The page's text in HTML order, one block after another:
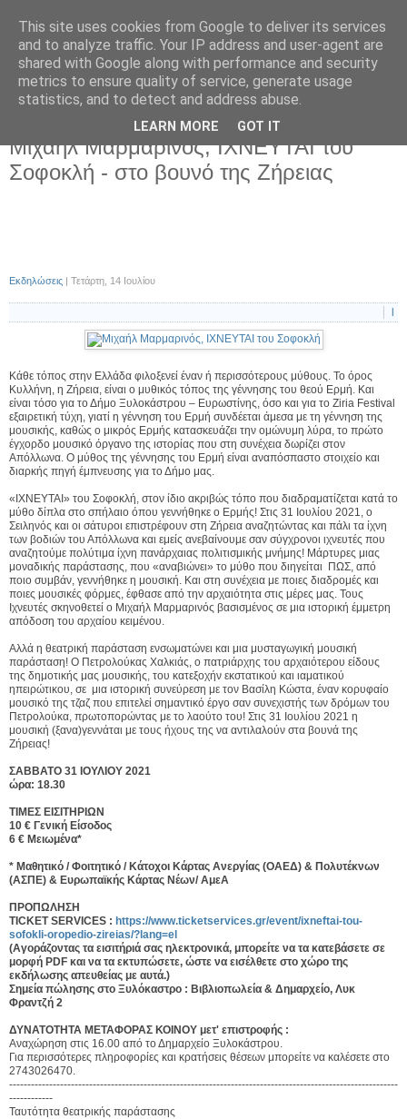
Τετάρτη 14 Ιουλίου 2021
Μιχαήλ Μαρμαρινός, ΙΧΝΕΥΤΑΙ του
Σοφοκλή - στο βουνό της Ζήρειας
Εκδηλώσεις | Τετάρτη, 14 Ιουλίου
l
Κάθε τόπος στην Ελλάδα φιλοξενεί έναν ή περισσότερους μύθους. Το όρος
Κυλλήνη, η Ζήρεια, είναι ο μυθικός τόπος της γέννησης του θεού Ερμή. Και
είναι τόσο για το Δήμο Ξυλοκάστρου – Ευρωστίνης, όσο και για το Ziria Festival
εξαιρετική τύχη, γιατί η γέννηση του Ερμή συνδέεται άμεσα με τη γέννηση της
μουσικής, καθώς ο μικρός Ερμής κατασκευάζει την ομώνυμη λύρα, το πρώτο
έγχορδο μουσικό όργανο της ιστορίας που στη συνέχεια δωρίζει στον
Απόλλωνα. Ο μύθος της γέννησης του Ερμή είναι αναπόσπαστο στοιχείο και
διαρκής πηγή έμπνευσης για το Δήμο μας.
«ΙΧΝΕΥΤΑΙ» του Σοφοκλή, στον ίδιο ακριβώς τόπο που διαδραματίζεται κατά το
μύθο δίπλα στο σπήλαιο όπου γεννήθηκε ο Ερμής! Στις 31 Ιουλίου 2021, ο
Σειληνός και οι σάτυροι επιστρέφουν στη Ζήρεια αναζητώντας και πάλι τα ίχνη
των βοδιών του Απόλλωνα και εμείς ανεβαίνουμε σαν σύγχρονοι ιχνευτές που
αναζητούμε πολύτιμα ίχνη πανάρχαιας πολιτισμικής μνήμης! Μάρτυρες μιας
μοναδικής παράστασης, που «αναβιώνει» το μύθο που διηγείται ΠΩΣ, από
ποιο συμβάν, γεννήθηκε η μουσική. Και στη συνέχεια με ποιες διαδρομές και
ποιες μουσικές φόρμες, έφθασε από την αρχαιότητα στις μέρες μας. Τους
Ιχνευτές σκηνοθετεί ο Μιχαήλ Μαρμαρινός βασισμένος σε μια ιστορική έμμετρη
απόδοση του αρχαίου κειμένου.
Αλλά η θεατρική παράσταση ενσωματώνει και μια μυσταγωγική μουσική
παράσταση! O Πετρολούκας Χαλκιάς, ο πατριάρχης του αρχαιότερου είδους
της δημοτικής μας μουσικής, του κατεξοχήν εκστατικού και ιαματικού
ηπειρώτικου, σε μια ιστορική συνεύρεση με τον Βασίλη Κώστα, έναν κορυφαίο
μουσικό της τζαζ που επιτελεί σημαντικό έργο σαν συνεχιστής των δρόμων του
Πετρολούκα, πρωτοπορώντας με το λαούτο του! Στις 31 Ιουλίου 2021 η
μουσική (ξανα)γεννάται με τους ήχους της να αντιλαλούν στα βουνά της
Ζήρειας!
ΣΑΒΒΑΤΟ 31 ΙΟΥΛΙΟΥ 2021
ώρα: 18.30
ΤΙΜΕΣ ΕΙΣΙΤΗΡΙΩΝ
10 € Γενική Είσοδος
6 € Μειωμένα*
* Μαθητικό / Φοιτητικό / Κάτοχοι Κάρτας Ανεργίας (ΟΑΕΔ) & Πολυτέκνων
(ΑΣΠΕ) & Ευρωπαϊκής Κάρτας Νέων/ ΑμεΑ
ΠΡΟΠΩΛΗΣΗ
TICKET SERVICES : https://www.ticketservices.gr/event/ixneftai-tou-
sofokli-oropedio-zireias/?lang=el
(Αγοράζοντας τα εισιτήριά σας ηλεκτρονικά, μπορείτε να τα κατεβάσετε σε
μορφή PDF και να τα εκτυπώσετε, ώστε να εισέλθετε στο χώρο της
εκδήλωσης απευθείας με αυτά.)
Σημεία πώλησης στο Ξυλόκαστρο : Βιβλιοπωλεία & Δημαρχείο, Λυκ
Φραντζή 2
ΔΥΝΑΤΟΤΗΤΑ ΜΕΤΑΦΟΡΑΣ ΚΟΙΝΟΥ μετ' επιστροφής :
Αναχώρηση στις 16.00 από το Δημαρχείο Ξυλοκάστρου.
Για περισσότερες πληροφορίες και κρατήσεις θέσεων μπορείτε να καλέσετε στο
2743026470.
-----------------------------------------------------------------------------------------------------------
------------
Ταυτότητα θεατρικής παράστασης
This site uses cookies from Google to deliver its services
and to analyze traffic. Your IP address and user-agent are
shared with Google along with performance and security
metrics to ensure quality of service, generate usage
statistics, and to detect and address abuse.
LEARN MORE GOT IT